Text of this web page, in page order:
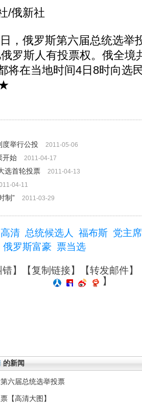
俄新社
俄罗斯第六届总统选举
罗斯人有投票权。俄全境
将在当地时间4日8时向选
度举行公投
2011-05-06
开始 2011-04-17
选首轮投票 2011-04-13
04-11
制” 2011-03-29
高清 总统候选人 福布斯 党主席
俄罗斯富豪 票当选
错】【复制链接】【转发邮件】
】
的新闻
六届总统选举投票
【高清大图】